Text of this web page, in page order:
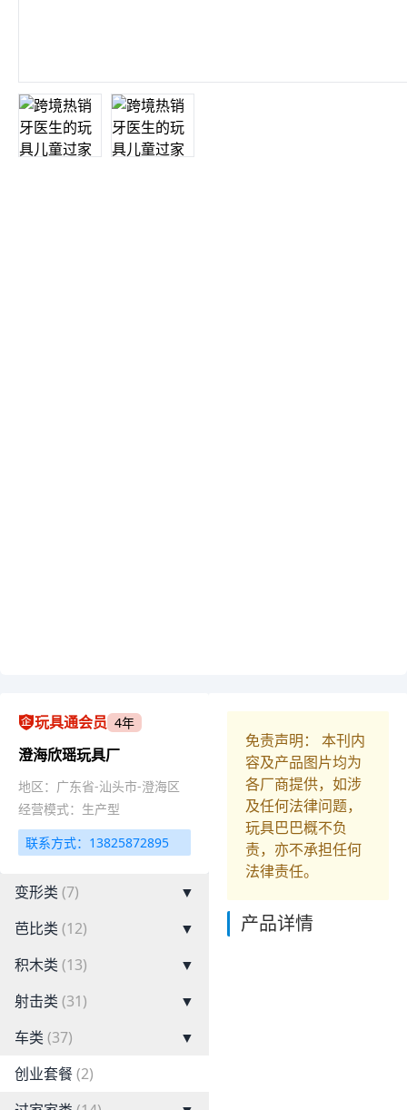
玩具通会员 4年
澄海欣瑶玩具厂
地区：广东省-汕头市-澄海区
经营模式：生产型
联系方式：13825872895
变形类 (7)
▼
芭比类 (12)
▼
积木类 (13)
▼
射击类 (31)
▼
车类 (37)
▼
创业套餐(2)
免责声明： 本刊内
容及产品图片均为
各厂商提供，如涉
及任何法律问题，
玩具巴巴概不负
责，亦不承担任何
法律责任。
产品详情